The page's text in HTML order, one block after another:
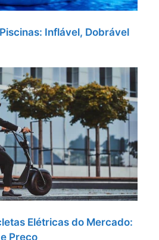
Inflável, Dobrável
Elétricas do Mercado:
Preço